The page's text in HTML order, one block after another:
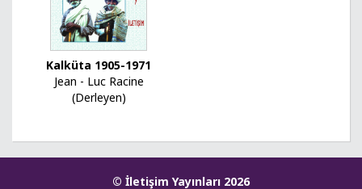
Kalküta 1905-1971
Jean - Luc Racine
(Derleyen)
© İletişim Yayınları 2026